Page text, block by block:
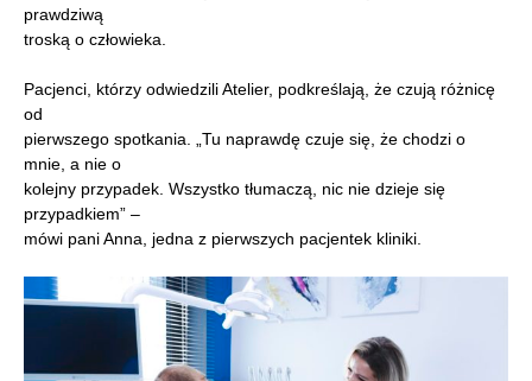
prawdziwą
troską o człowieka.
Pacjenci, którzy odwiedzili Atelier, podkreślają, że czują różnicę
od
pierwszego spotkania. „Tu naprawdę czuje się, że chodzi o
mnie, a nie o
kolejny przypadek. Wszystko tłumaczą, nic nie dzieje się
przypadkiem” –
mówi pani Anna, jedna z pierwszych pacjentek kliniki.